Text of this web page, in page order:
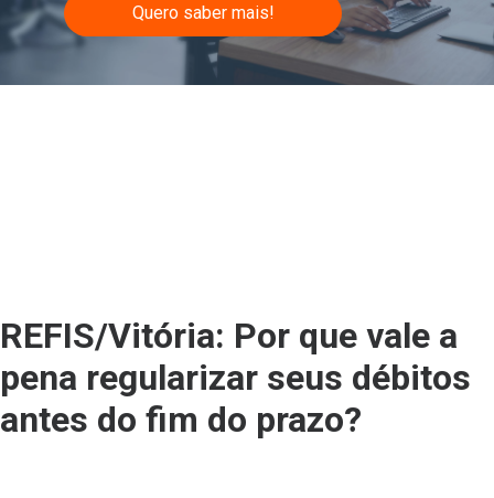
Quero saber mais!
REFIS/Vitória: Por que vale a
pena regularizar seus débitos
antes do fim do prazo?